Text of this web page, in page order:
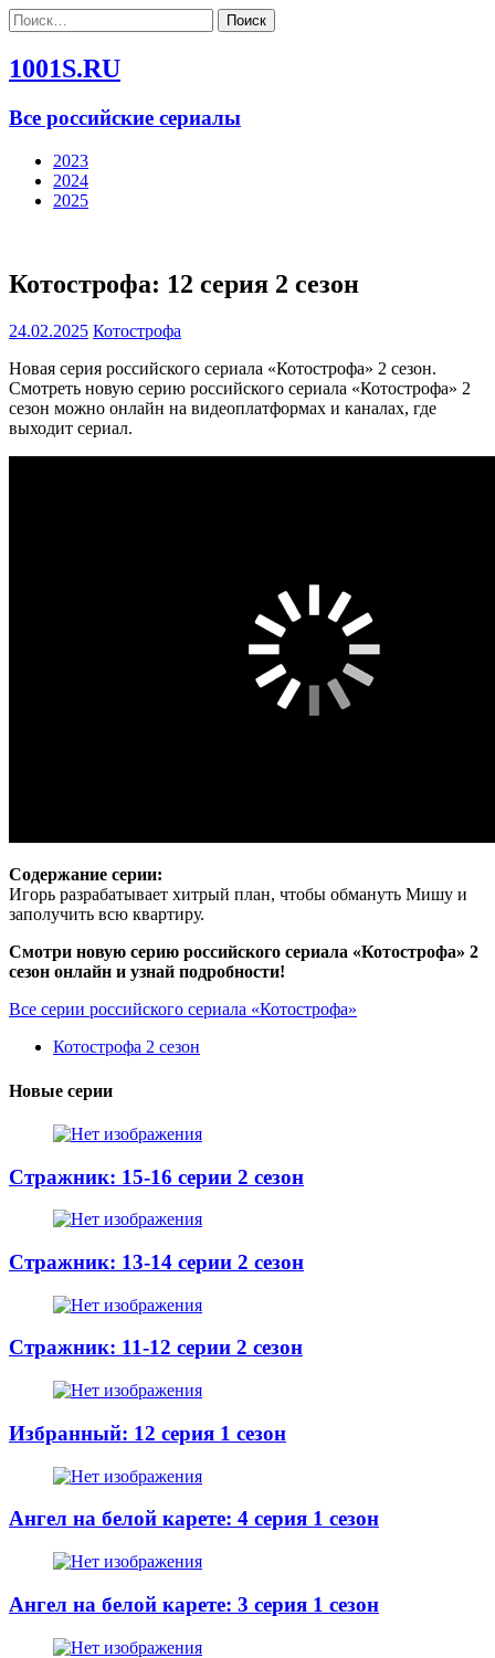
Найти:
1001S.RU
Все российские сериалы
2023
2024
2025
Котострофа: 12 серия 2 сезон
24.02.2025 Котострофа
Новая серия российского сериала «Котострофа» 2 сезон.
Смотреть новую серию российского сериала «Котострофа» 2
сезон можно онлайн на видеоплатформах и каналах, где
выходит сериал.
Содержание серии:
Игорь разрабатывает хитрый план, чтобы обмануть Мишу и
заполучить всю квартиру.
Смотри новую серию российского сериала «Котострофа» 2
сезон онлайн и узнай подробности!
Все серии российского сериала «Котострофа»
Котострофа 2 сезон
Новые серии
Стражник: 15-16 серии 2 сезон
Стражник: 13-14 серии 2 сезон
Стражник: 11-12 серии 2 сезон
Избранный: 12 серия 1 сезон
Ангел на белой карете: 4 серия 1 сезон
Ангел на белой карете: 3 серия 1 сезон